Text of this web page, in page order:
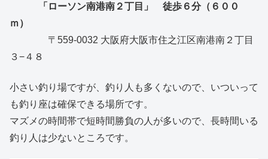
「ローソン南港南２丁目」
徒歩６分（６００
ｍ）
〒559-0032 大阪府大阪市住之江区南港南２丁目
３−４８
小さい釣り場ですが、釣り人も多くないので、いついって
も釣り座は確保できる場所です。
マズメの時間帯で短時間勝負の人が多いので、長時間いる
釣り人は少ないところです。